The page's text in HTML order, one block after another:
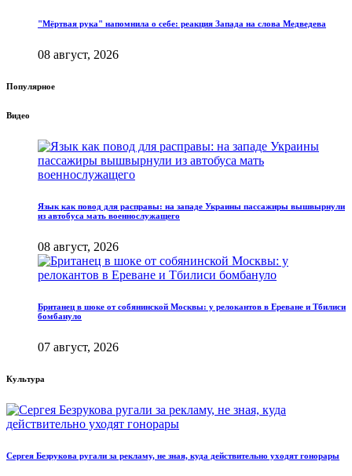
"Мёртвая рука" напомнила о себе: реакция Запада на слова Медведева
08 август, 2026
Популярное
Видео
Язык как повод для расправы: на западе Украины пассажиры вышвырнули
из автобуса мать военнослужащего
08 август, 2026
Британец в шоке от собянинской Москвы: у релокантов в Ереване и Тбилиси
бомбануло
07 август, 2026
Культура
Сергея Безрукова ругали за рекламу, не зная, куда действительно уходят гонорары